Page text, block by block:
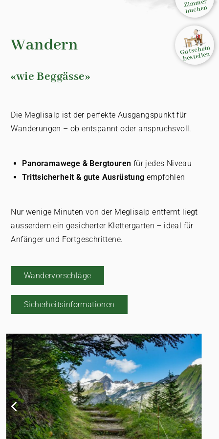
Zimmer
buchen
Gutschein
bestellen
Wandern
«wie Beggässe»
Die Meglisalp ist der perfekte Ausgangspunkt für
Wanderungen – ob entspannt oder anspruchsvoll.
Panoramawege & Bergtouren für jedes Niveau
Trittsicherheit & gute Ausrüstung empfohlen
Nur wenige Minuten von der Meglisalp entfernt liegt
ausserdem ein gesicherter Klettergarten – ideal für
Anfänger und Fortgeschrittene.
Wandervorschläge
Sicherheitsinformationen